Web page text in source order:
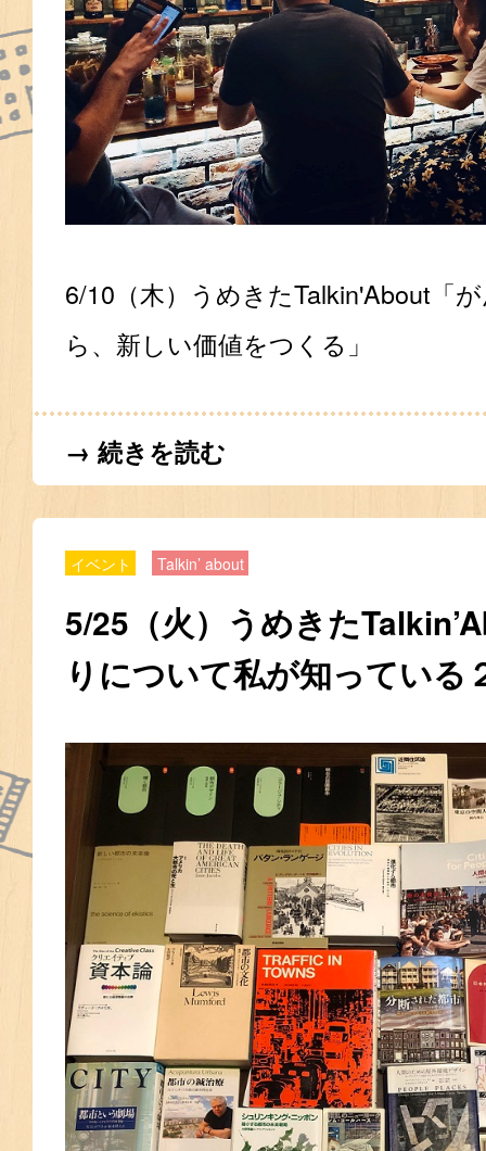
6/10（木）うめきたTalkin'About「
ら、新しい価値をつくる」
→ 続きを読む
イベント Talkin’ about
5/25（火）うめきた
りについて私が知っている